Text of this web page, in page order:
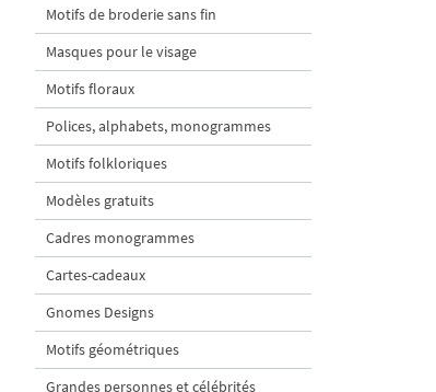
Motifs de broderie sans fin
Masques pour le visage
Motifs floraux
Polices, alphabets, monogrammes
Motifs folkloriques
Modèles gratuits
Cadres monogrammes
Cartes-cadeaux
Gnomes Designs
Motifs géométriques
Grandes personnes et célébrités